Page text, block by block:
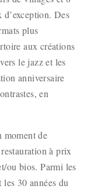
Des
plus
aux créations
le jazz et les
anniversaire
en
moment de
à prix
ou bios. Parmi les
30 années du